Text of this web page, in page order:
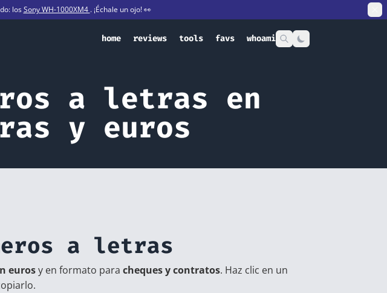
losSony WH-1000XM4 . ¡Échale un ojo! 👀
home reviews tools favs whoami
a letras en
y euros
a letras
eurosy en formato para cheques y contratos. Haz clic en un